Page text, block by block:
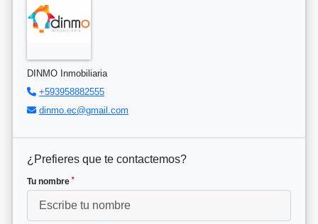
DINMO Inmobiliaria
+593958882555
dinmo.ec@gmail.com
¿Prefieres que te contactemos?
Tu nombre *